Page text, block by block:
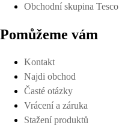
Obchodní skupina Tesco
Pomůžeme vám
Kontakt
Najdi obchod
Časté otázky
Vrácení a záruka
Stažení produktů